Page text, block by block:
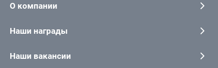
О компании
Наши награды
Наши вакансии